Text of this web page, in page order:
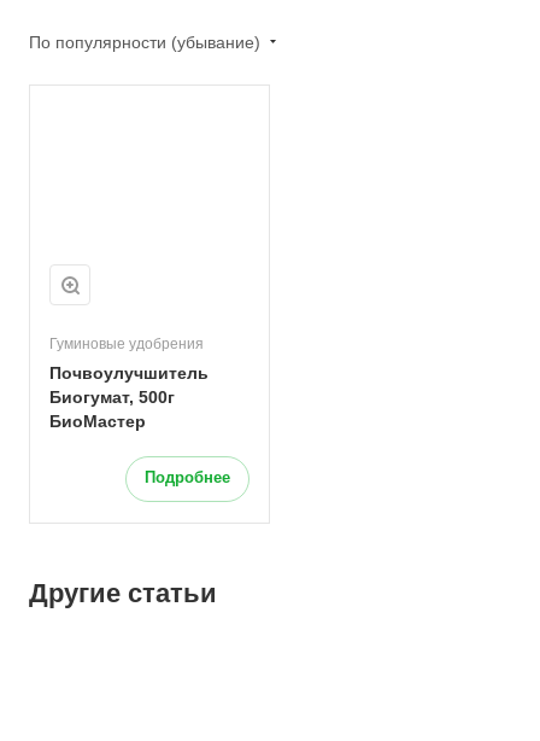
По популярности (убывание)
Гуминовые удобрения
Почвоулучшитель
Биогумат, 500г
БиоМастер
Подробнее
Другие статьи